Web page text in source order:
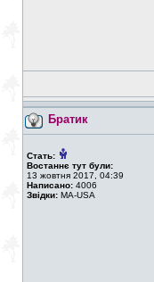
Братик
Стать:
Востаннє тут були:
13 жовтня 2017, 04:39
Написано: 4006
Звідки: MA-USA